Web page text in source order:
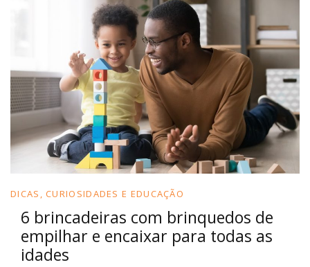
DICAS, CURIOSIDADES E EDUCAÇÃO
6 brincadeiras com brinquedos de
empilhar e encaixar para todas as
idades